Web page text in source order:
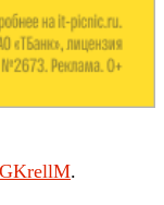
GKrellM.